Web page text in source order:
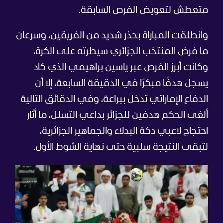
متعطش لتعويض الفرص السابقة.
وانطلقت المباراة بحذر شديد من الفريقين، وسرعان
ما فرض المنتخب الجزائري سيطرته على الكرة،
وكانت أبرز الفرص عبر ياسين براهيمي الذي كاد
يسجل هدفًا مبكرًا في الدقيقة السابعة، إلا أن
الدفاع الإماراتي تدخل ببراعة، وفي الدقائق التالية
ألغى الحكم هدفين للجزائر بداعي التسلل، ما أثار
احتجاج لاعبي دكة البدلاء والجماهير الجزائرية،
لتبقى النتيجة سلبية حتى نهاية الشوط الأول.